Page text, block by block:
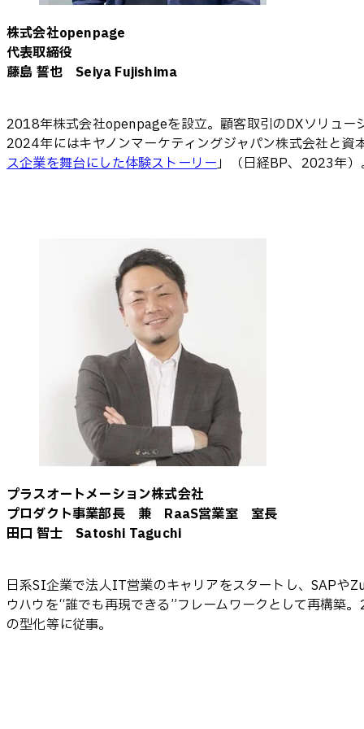
株式会社openpage
代表取締役
藤島 誓也 Seiya Fujishima
2018年株式会社openpageを設立。顧客取引のDXソリュ
2024年にはキヤノンマーケティングジャパン株式会社と
ス企業を舞台にした体験ストーリー」（日経BP、2023年
プラスオートメーション株式会社
プロダクト事業部長 兼 RaaS営業室 室長
田口 智士 Satoshi Taguchi
日系SI企業で法人IT営業のキャリアをスタートし、SAPや
ウハウを“誰でも再現できる”フレームワークとして再構築
の型化等に従事。